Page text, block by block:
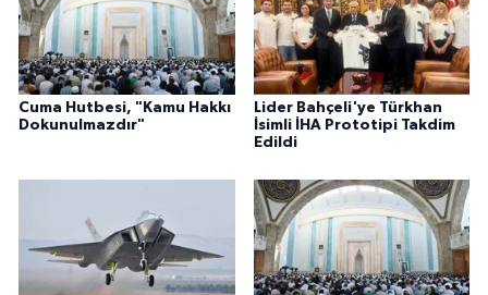
Cuma Hutbesi, "Kamu Hakkı
Dokunulmazdır"
Lider Bahçeli'ye Türkhan
İsimli İHA Prototipi Takdim
Edildi